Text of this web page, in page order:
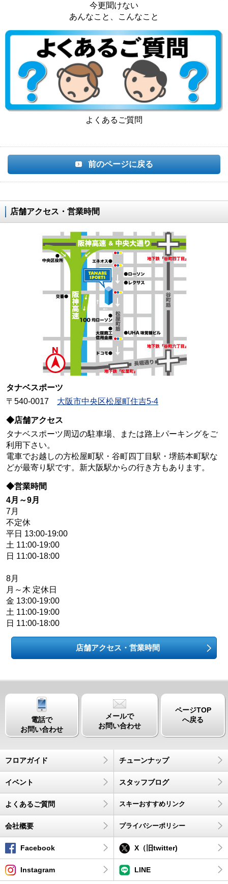
今更聞けない
あんなこと、こんなこと
よくあるご質問
前のページに戻る
店舗アクセス・営業時間
タナベスポーツ
〒540-0017 大阪市中央区松屋町住吉5-4
◆店舗アクセス
タナベスポーツ周辺の駐車場、または路上パーキングをご
利用下さい。
電車でお越しの方松屋町駅・谷町四丁目駅・堺筋本町駅な
どが最寄り駅です。新大阪駅からの行き方もあります。
◆営業時間
4月～9月
7月
不定休
平日 13:00-19:00
土 11:00-19:00
日 11:00-18:00
8月
月～木 定休日
金 13:00-19:00
土 11:00-19:00
日 11:00-18:00
店舗アクセス・営業時間
電話で
お問い合わせ
メールで
お問い合わせ
ページTOP
へ戻る
フロアガイド チューンナップ
イベント スタッフブログ
よくあるご質問 スキーおすすめリンク
会社概要 プライバシーポリシー
Facebook X（旧twitter)
Instagram LINE